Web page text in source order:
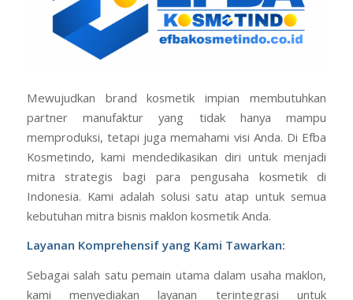
Mewujudkan brand kosmetik impian membutuhkan
partner manufaktur yang tidak hanya mampu
memproduksi, tetapi juga memahami visi Anda. Di Efba
Kosmetindo, kami mendedikasikan diri untuk menjadi
mitra strategis bagi para pengusaha kosmetik di
Indonesia. Kami adalah solusi satu atap untuk semua
kebutuhan mitra bisnis maklon kosmetik Anda.
Layanan Komprehensif yang Kami Tawarkan:
Sebagai salah satu pemain utama dalam usaha maklon,
kami menyediakan layanan terintegrasi untuk